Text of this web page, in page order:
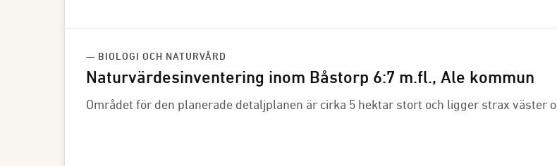
— BIOLOGI OCH NATURVÅRD
Naturvärdesinventering inom Båstorp 6:7 m.fl., Ale kommun
Området för den planerade detaljplanen är cirka 5 hektar stort och ligger strax väster